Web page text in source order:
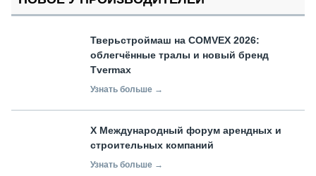
Тверьстроймаш на COMVEX 2026:
облегчённые тралы и новый бренд
Tvermax
Узнать больше →
X Международный форум арендных и
строительных компаний
Узнать больше →